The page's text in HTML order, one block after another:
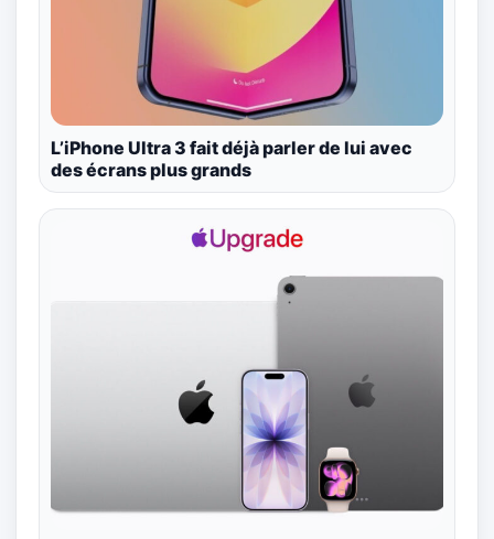
L’iPhone Ultra 3 fait déjà parler de lui avec
des écrans plus grands